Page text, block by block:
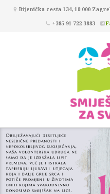
Bijenička cesta 134, 10 000
+385 91 722 3883